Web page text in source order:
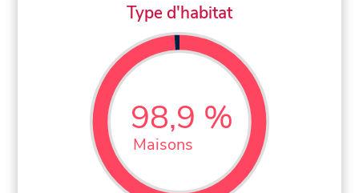
Type d'habitat
98,9 %
Maisons